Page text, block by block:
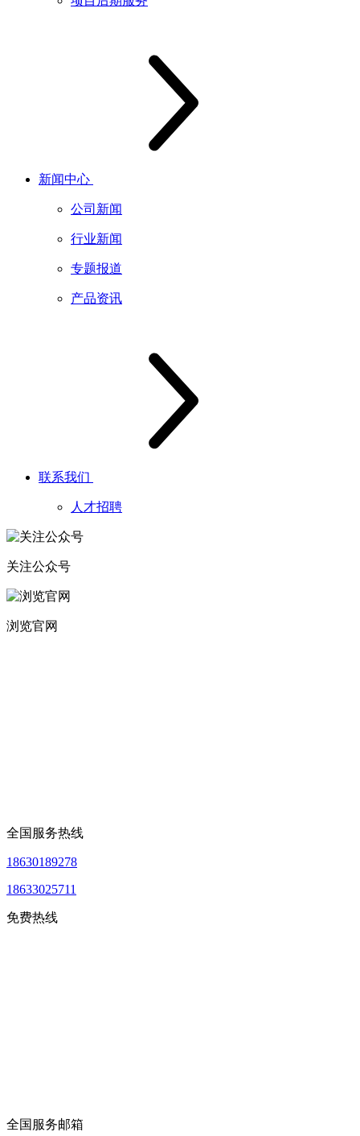
新闻中心
公司新闻
行业新闻
专题报道
产品资讯
联系我们
人才招聘
关注公众号
浏览官网
全国服务热线
18630189278
18633025711
免费热线
全国服务邮箱